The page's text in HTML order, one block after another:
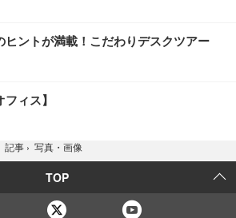
ヒントが満載！こだわりデスクツアー
フィス】
記事 › 写真・画像
TOP